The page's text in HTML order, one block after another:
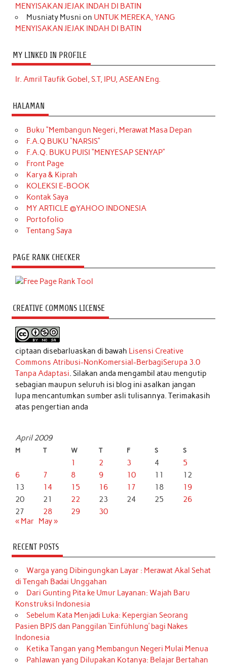
MENYISAKAN JEJAK INDAH DI BATIN
Musniaty Musni on UNTUK MEREKA, YANG
MENYISAKAN JEJAK INDAH DI BATIN
MY LINKED IN PROFILE
Ir. Amril Taufik Gobel, S.T, IPU, ASEAN Eng.
HALAMAN
Buku “Membangun Negeri, Merawat Masa Depan
F.A.Q BUKU “NARSIS”
F.A.Q. BUKU PUISI “MENYESAP SENYAP”
Front Page
Karya & Kiprah
KOLEKSI E-BOOK
Kontak Saya
MY ARTICLE @YAHOO INDONESIA
Portofolio
Tentang Saya
PAGE RANK CHECKER
CREATIVE COMMONS LICENSE
ciptaan disebarluaskan di bawah Lisensi Creative
Commons Atribusi-NonKomersial-BerbagiSerupa 3.0
Tanpa Adaptasi. Silakan anda mengambil atau mengutip
sebagian maupun seluruh isi blog ini asalkan jangan
lupa mencantumkan sumber asli tulisannya. Terimakasih
atas pengertian anda
April 2009
M T W T F S S
1 2 3 4
5
6
7 8 9 10 11
12
13
14 15 16 17 18
19
20
21 22 23 24 25
26
27
28 29
30
« Mar May »
RECENT POSTS
Warga yang Dibingungkan Layar : Merawat Akal Sehat
di Tengah Badai Unggahan
Dari Gunting Pita ke Umur Layanan: Wajah Baru
Konstruksi Indonesia
Sebelum Kata Menjadi Luka: Kepergian Seorang
Pasien BPJS dan Panggilan ‘Einfühlung’ bagi Nakes
Indonesia
Ketika Tangan yang Membangun Negeri Mulai Menua
Pahlawan yang Dilupakan Kotanya: Belajar Bertahan